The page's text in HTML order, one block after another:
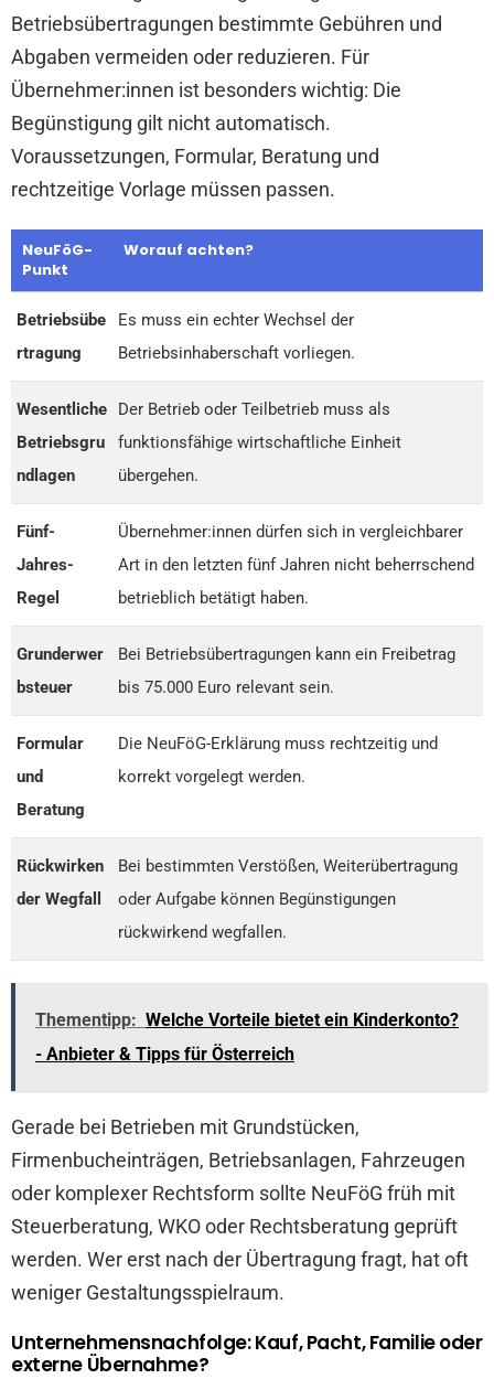
Betriebsübertragungen bestimmte Gebühren und
Abgaben vermeiden oder reduzieren. Für
Übernehmer:innen ist besonders wichtig: Die
Begünstigung gilt nicht automatisch.
Voraussetzungen, Formular, Beratung und
rechtzeitige Vorlage müssen passen.
NeuFöG-
Punkt
Worauf achten?
Betriebsübe
rtragung
Es muss ein echter Wechsel der
Betriebsinhaberschaft vorliegen.
Wesentliche
Betriebsgru
ndlagen
Der Betrieb oder Teilbetrieb muss als
funktionsfähige wirtschaftliche Einheit
übergehen.
Fünf-
Jahres-
Regel
Übernehmer:innen dürfen sich in vergleichbarer
Art in den letzten fünf Jahren nicht beherrschend
betrieblich betätigt haben.
Grunderwer
bsteuer
Bei Betriebsübertragungen kann ein Freibetrag
bis 75.000 Euro relevant sein.
Formular
und
Beratung
Die NeuFöG-Erklärung muss rechtzeitig und
korrekt vorgelegt werden.
Rückwirken
der Wegfall
Bei bestimmten Verstößen, Weiterübertragung
oder Aufgabe können Begünstigungen
rückwirkend wegfallen.
Thementipp: Welche Vorteile bietet ein Kinderkonto?
- Anbieter & Tipps für Österreich
Gerade bei Betrieben mit Grundstücken,
Firmenbucheinträgen, Betriebsanlagen, Fahrzeugen
oder komplexer Rechtsform sollte NeuFöG früh mit
Steuerberatung, WKO oder Rechtsberatung geprüft
werden. Wer erst nach der Übertragung fragt, hat oft
weniger Gestaltungsspielraum.
Unternehmensnachfolge: Kauf, Pacht, Familie oder
externe Übernahme?